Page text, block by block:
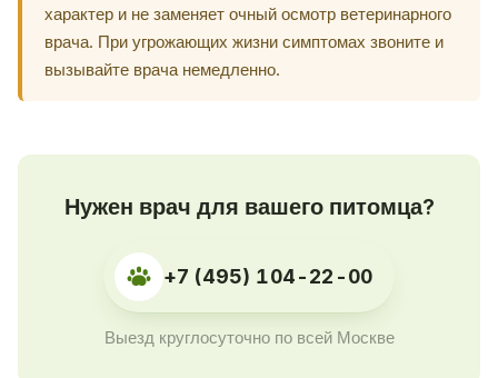
характер и не заменяет очный осмотр ветеринарного
врача. При угрожающих жизни симптомах звоните и
вызывайте врача немедленно.
Нужен врач для вашего питомца?
+7 (495) 104-22-00
Выезд круглосуточно по всей Москве